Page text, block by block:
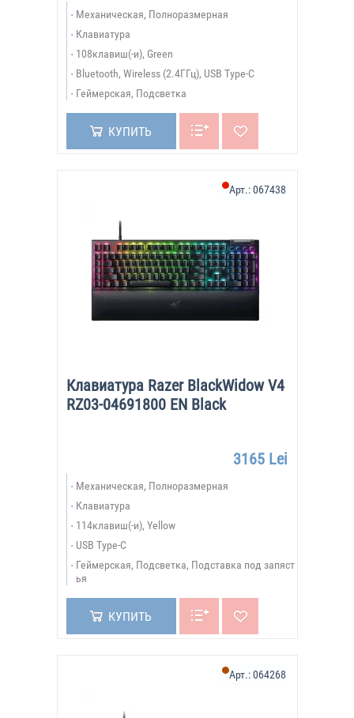
Механическая, Полноразмерная
Клавиатура
108клавиш(-и), Green
Bluetooth, Wireless (2.4ГГц), USB Type-C
Геймерская, Подсветка
КУПИТЬ
Клавиатура Razer BlackWidow V4
RZ03-04691800 EN Black
Арт.:067438
3165 Lei
Механическая, Полноразмерная
Клавиатура
114клавиш(-и), Yellow
USB Type-C
Геймерская, Подсветка, Подставка под запяст
ья
КУПИТЬ
Арт.:064268